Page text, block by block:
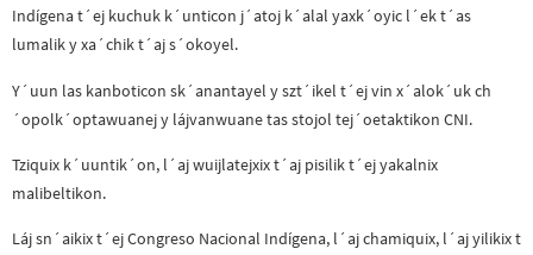
Indígena t´ej kuchuk k´unticon j´atoj k´alal yaxk´oyic l´ek t´as
lumalik y xa´chik t´aj s´okoyel.
Y´uun las kanboticon sk´anantayel y szt´ikel t´ej vin x´alok´uk ch
´opolk´optawuanej y lájvanwuane tas stojol tej´oetaktikon CNI.
Tziquix k´uuntik´on, l´aj wuijlatejxix t´aj pisilik t´ej yakalnix
malibeltikon.
Láj sn´aikix t´ej Congreso Nacional Indígena, l´aj chamiquix, l´aj yilikix t